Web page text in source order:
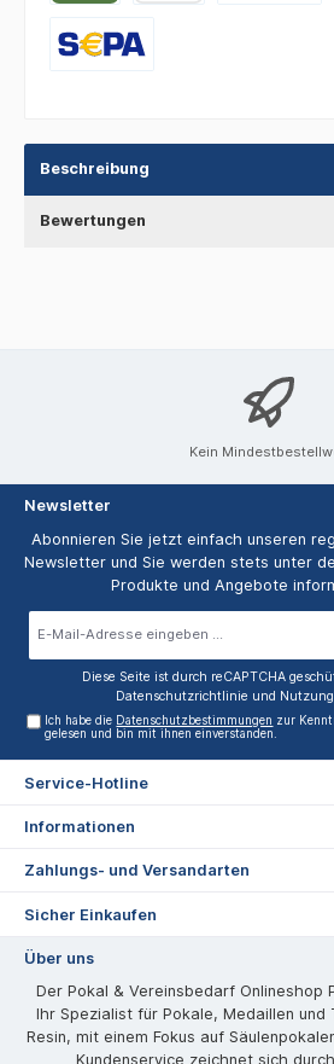
Beschreibung
Bewertungen
Kein
Newsletter
Abonnieren Sie jetzt einfach unseren
Newsletter und Sie werden stets unter
Produkte und Angebote
Diese Seite ist durch reCAPTCHA
Datenschutzrichtlinie und
Ich habe die Datenschutzbestimmungen zur
gelesen und bin mit ihnen einverstanden.
Service-Hotline
Informationen
Zahlungs- und Versandarten
Sicher Einkaufen
Über uns
Der Pokal & Vereinsbedarf Onlineshop
Ihr Spezialist für Pokale, Medaillen und
Resin, mit einem Fokus auf
Kundenservice zeichnet sich